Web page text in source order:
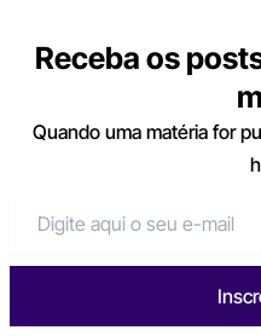
Receba os
Quando uma matéria for